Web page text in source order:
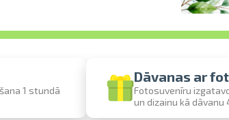
Izdrukas 1h
1 stundā
Dāvanas ar
Fotosuvenīru
un dizainu kā dāvanu